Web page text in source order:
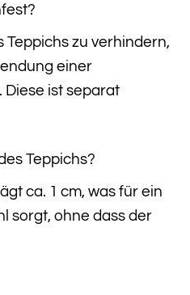
Teppichs zu verhindern,
einer
ist separat
Teppichs?
ca. 1 cm, was für ein
sorgt, ohne dass der